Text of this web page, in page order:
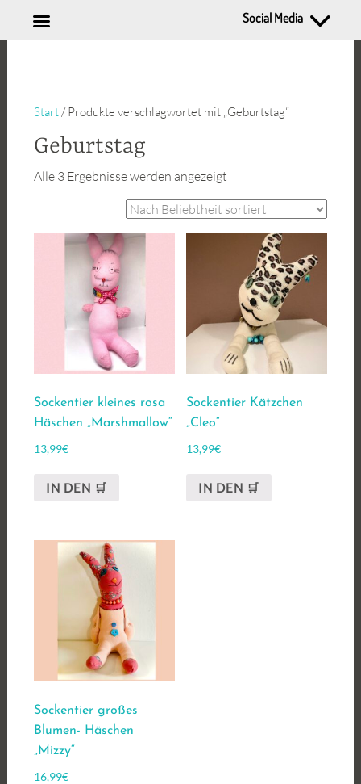
Start/ Produkte verschlagwortet mit „Geburtstag“
Geburtstag
Alle 3 Ergebnisse werden angezeigtNach
sortiert
Sockentier kleines rosa
Häschen „Marshmallow“
13,99€
IN DEN 🛒
Sockentier Kätzchen
„Cleo“
13,99€
IN DEN 🛒
Sockentier großes
Blumen- Häschen
„Mizzy“
16,99€
Social Media